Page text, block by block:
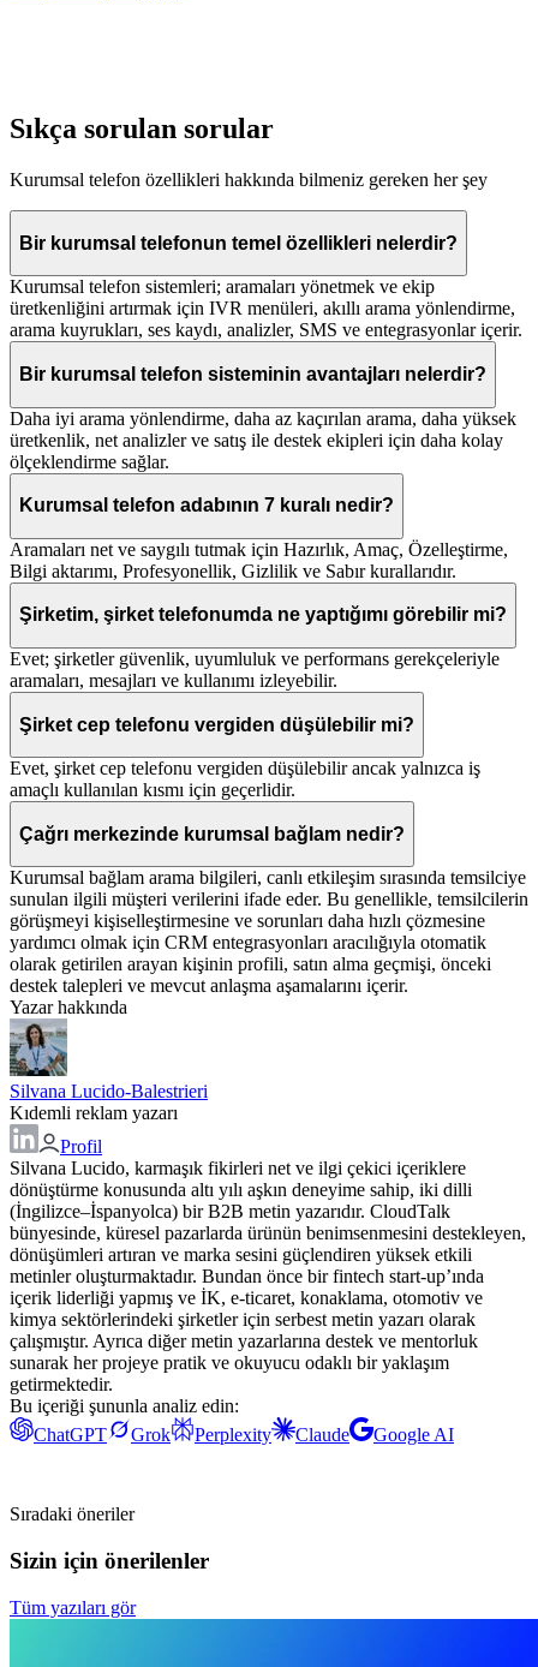
Sıkça sorulan sorular
Kurumsal telefon özellikleri hakkında bilmeniz gereken her şey
Bir kurumsal telefonun temel özellikleri nelerdir?
Kurumsal telefon sistemleri; aramaları yönetmek ve ekip
üretkenliğini artırmak için IVR menüleri, akıllı arama yönlendirme,
arama kuyrukları, ses kaydı, analizler, SMS ve entegrasyonlar içerir.
Bir kurumsal telefon sisteminin avantajları nelerdir?
Daha iyi arama yönlendirme, daha az kaçırılan arama, daha yüksek
üretkenlik, net analizler ve satış ile destek ekipleri için daha kolay
ölçeklendirme sağlar.
Kurumsal telefon adabının 7 kuralı nedir?
Aramaları net ve saygılı tutmak için Hazırlık, Amaç, Özelleştirme,
Bilgi aktarımı, Profesyonellik, Gizlilik ve Sabır kurallarıdır.
Şirketim, şirket telefonumda ne yaptığımı görebilir mi?
Evet; şirketler güvenlik, uyumluluk ve performans gerekçeleriyle
aramaları, mesajları ve kullanımı izleyebilir.
Şirket cep telefonu vergiden düşülebilir mi?
Evet, şirket cep telefonu vergiden düşülebilir ancak yalnızca iş
amaçlı kullanılan kısmı için geçerlidir.
Çağrı merkezinde kurumsal bağlam nedir?
Kurumsal bağlam arama bilgileri, canlı etkileşim sırasında temsilciye
sunulan ilgili müşteri verilerini ifade eder. Bu genellikle, temsilcilerin
görüşmeyi kişiselleştirmesine ve sorunları daha hızlı çözmesine
yardımcı olmak için CRM entegrasyonları aracılığıyla otomatik
olarak getirilen arayan kişinin profili, satın alma geçmişi, önceki
destek talepleri ve mevcut anlaşma aşamalarını içerir.
Yazar hakkında
Silvana Lucido-Balestrieri
Kıdemli reklam yazarı
Profil
Silvana Lucido, karmaşık fikirleri net ve ilgi çekici içeriklere
dönüştürme konusunda altı yılı aşkın deneyime sahip, iki dilli
(İngilizce–İspanyolca) bir B2B metin yazarıdır. CloudTalk
bünyesinde, küresel pazarlarda ürünün benimsenmesini destekleyen,
dönüşümleri artıran ve marka sesini güçlendiren yüksek etkili
metinler oluşturmaktadır. Bundan önce bir fintech start-up’ında
içerik liderliği yapmış ve İK, e-ticaret, konaklama, otomotiv ve
kimya sektörlerindeki şirketler için serbest metin yazarı olarak
çalışmıştır. Ayrıca diğer metin yazarlarına destek ve mentorluk
sunarak her projeye pratik ve okuyucu odaklı bir yaklaşım
getirmektedir.
Bu içeriği şununla analiz edin:
ChatGPT
Grok Perplexity Claude Google AI
Sıradaki öneriler
Sizin için önerilenler
Tüm yazıları gör